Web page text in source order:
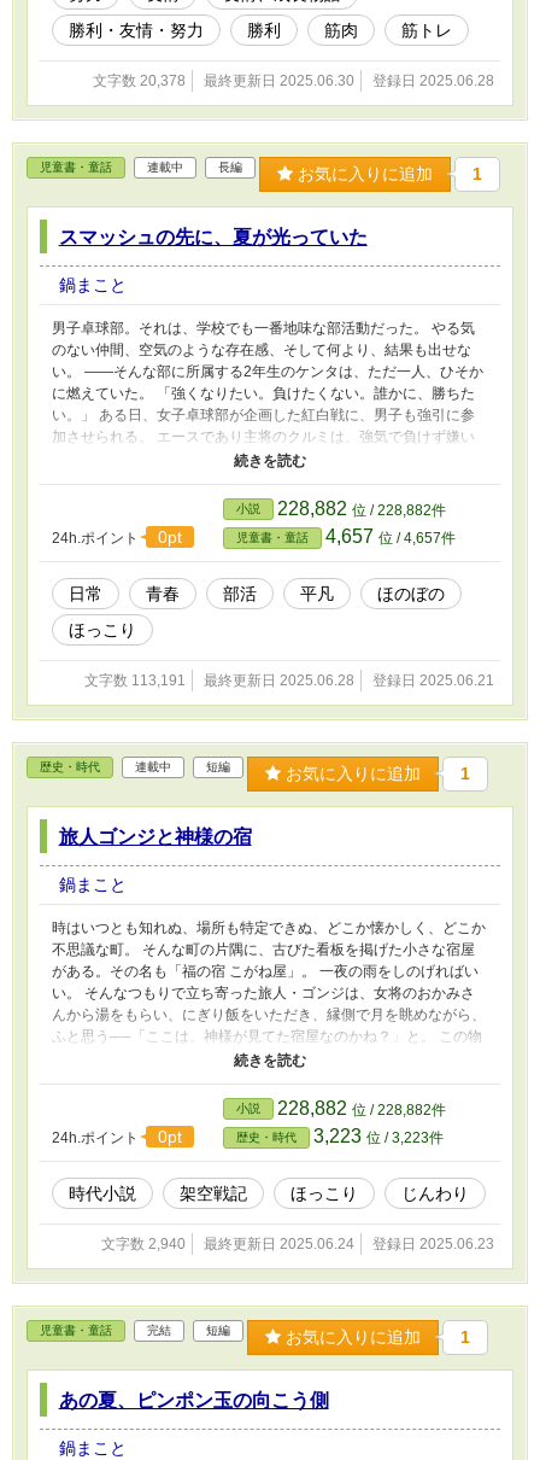
も裕也に追い抜かれていく焦りの日々。 「こんなはずじゃなかっ
た」 変わりたいと思ったのに、変われない自分。 どれだけ努力し
に、少しずつ「自分の強み」に気づいていく。 誰よりも走れて、
自分がやるべきこと、自分だからこそできることがあると気づけた
とき、拓海の姿勢が少しだけ変わった。 3年間の部活動、筋トレ、
仲間とのぶつかり合いと支え合い。 全国出場の夢は、最後の最後
で届かなかった。 努力した自分たちが、もっとすごい努力をした
相手に負ける──そんな現実も、受け入れなければならなかった。
それでも、胸を張って言える。 「変われなかった俺が、ここにい
る」 無理に誰かになろうとしなくても、自分のままで、変わらな
くても、やってきたことは全部、自分の力になっていた。 筋肉は
裏切らない。 努力も、すぐに結果は出ないかもしれないけど、絶
信を手に入れた、一人の“地味な少年”の、キラキラしすぎない、だ
けど汗臭くて確かな青春の物語。
勝利・友情・努力
勝利 筋肉 筋トレ
文字数 20,378 最終更新日 2025.06.30 登録日 2025.06.28
児童書・童話 連載中 長編 お気に入りに追加 1
スマッシュの先に、夏が光っていた
鍋まこと
男子卓球部。それは、学校でも一番地味な部活動だった。 やる気
のない仲間、空気のような存在感、そして何より、結果も出せな
い。 ――そんな部に所属する2年生のケンタは、ただ一人、ひそか
に燃えていた。 「強くなりたい。負けたくない。誰かに、勝ちた
い。」 ある日、女子卓球部が企画した紅白戦に、男子も強引に参
加させられる。 エースであり主将のクルミは、強気で負けず嫌い
な同級生。 ケンタとクルミの対戦は接戦の末、ケンタが勝つ。し
かし、団体戦の結果は女子の圧勝だった。 「……せめて、もう少
しだけでいいから、強くなりたい」 その一言が、男子たちの心に
火をつける。 最初は適当だった日曜練習に、全員が自発的に参加
しはじめる。 ランニングでは野球部に周回遅れにされて笑われた
が、次第に同じ距離を走れるようになっていく。 地味で真面目
な“地味会”が、少しずつ本物の努力に変わっていった。 そんな中、
女子卓球部の合同合宿に男子も参加できることに。 男子たちは女
子の実力に圧倒されつつも、刺激を受け、時にラブコメのような淡
しまったケンタ。彼女もまた、ケンタが他の女子と楽しげに話す姿
ト期間に一緒に勉強することに。 その最中、こぼれたコーヒーと
慌てる2人の手が重なる。 卓球だけじゃない、気持ちも少しずつ近
づいていく。 一方、部活対抗リレーでは、運動部最下位が定位置
だった卓球部が、なんと3位入賞。 「おまえら、ちょっとカッコよ
かったぞ！」 学年中の目が変わる。だが、彼らが目指していたの
は、ただの「カッコよさ」じゃなかった。 そして迎える地区大
会。 「個人じゃなくて、チームで勝ちたい」 そう願って挑んだ戦
いの中、ケンタたちは限界を越えてラリーを繋ぎ、スマッシュを打
ち続ける。 勝つ喜びも、負ける悔しさも、涙も、汗も、全部が青
ンタは言う。 「なあ、また一緒にやろうぜ」 「うん、また、勝負
しよう」 その先にきっと未来があると、信じて――。 部活、友
情、努力、そしてほんの少しの初恋。 中学生男子たちの「ちょっ
とかっこわるくて、だけど最高にまっすぐな夏」を描いた青春卓球
ストーリー！
24h.ポイント 0pt
小説 228,882 位 / 228,882件
児童書・童話 4,657 位 / 4,657件
日常 青春 部活 平凡
ほのぼの
ほっこり
文字数 113,191 最終更新日 2025.06.28 登録日 2025.06.21
歴史・時代 連載中 短編 お気に入りに追加 1
旅人ゴンジと神様の宿
鍋まこと
時はいつとも知れぬ、場所も特定できぬ、どこか懐かしく、どこか
不思議な町。 そんな町の片隅に、古びた看板を掲げた小さな宿屋
がある。その名も「福の宿 こがね屋」。 一夜の雨をしのげればい
い。 そんなつもりで立ち寄った旅人・ゴンジは、女将のおかみさ
んから湯をもらい、にぎり飯をいただき、縁側で月を眺めながら、
ふと思う──「ここは、神様が見てた宿屋なのかね？」と。 この物
語は、旅人・ゴンジと、彼を一夜迎えた「こがね屋」の人々が織り
なす、人情噺である。 ゴンジは、どこから来たのか、どこへ向か
うのか。それを誰も知らない。 けれど、町の人々は彼に聞いてし
まう。「旅人さんかい？ 旅の先では、なにが流行ってるの？」
と。 ゴンジは毎回、まことしやかに語る。 ある町では、子どもた
ちのあいだで落語が流行っている。 ある村では、春になると桜餅
を投げ合って遊ぶ祭りがある。 ある漁村では、海に願いごとを書
いた貝殻を投げ込む風習がある……。 ゴンジの言葉は、嘘っぱち
に聞こえる。 けれど、不思議なことに、彼の語った「流行りも
の」が、後から本当にその地に広まっていく。 まるで、未来から
つくるんですよ」 旅の先を見せるのではなく、心の奥にしまって
いた願いや希望を引き出すように── ゴンジは一夜かぎりの出逢い
なった女の子。 頑なな老人。 町に根を張る女将さん── 彼らの心
の扉が、ひとつ、またひとつと開いていく。 笑って泣けて、ちょ
っとあったかくなる。 人間っていいな。そう思える、情とユーモ
24h.ポイント 0pt
小説 228,882 位 / 228,882件
歴史・時代 3,223 位 / 3,223件
時代小説 架空戦記 ほっこり じんわり
文字数 2,940 最終更新日 2025.06.24 登録日 2025.06.23
児童書・童話 完結 短編 お気に入りに追加 1
あの夏、ピンポン玉の向こう側
鍋まこと